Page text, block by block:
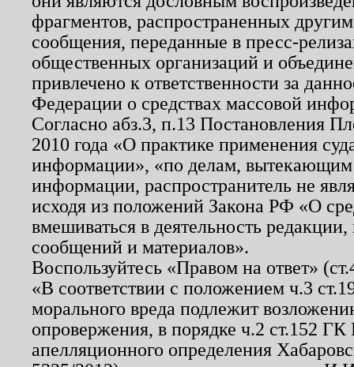
фрагментов, распространенных
сообщения, переданные в пресс-
общественных организаций и
привлечено к ответственности за
Федерации о средствах массовой
Согласно абз.3, п.13 Постановления
2010 года «О практике применения
информации», «по делам, вытекающим
информации, распространитель не
исходя из положений Закона РФ «О
вмешиваться в деятельность
сообщений и материалов».
Воспользуйтесь «Правом на ответ»
«В соответствии с положением ч.3
морального вреда подлежит
опровержения, в порядке ч.2 ст.152
апелляционного определения